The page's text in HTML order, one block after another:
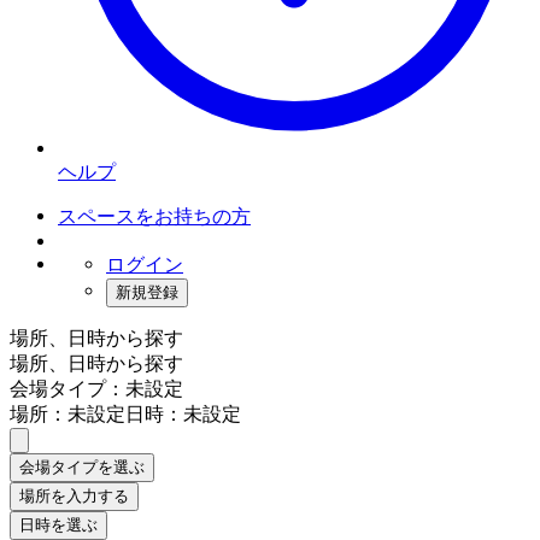
ヘルプ
スペースをお持ちの方
ログイン
新規登録
場所、日時から探す
場所、日時から探す
会場タイプ：未設定
場所：未設定日時：未設定
会場タイプを選ぶ
場所を入力する
日時を選ぶ